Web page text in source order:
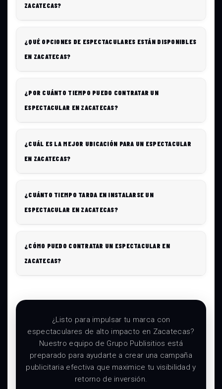
ZACATECAS?
¿QUÉ OPCIONES DE ESPECTACULARES ESTÁN DISPONIBLES
EN ZACATECAS?
¿POR CUÁNTO TIEMPO PUEDO CONTRATAR UN
ESPECTACULAR EN ZACATECAS?
¿CUÁL ES LA MEJOR UBICACIÓN PARA UN ESPECTACULAR
EN ZACATECAS?
¿CUÁNTO TIEMPO TARDA EN INSTALARSE UN
ESPECTACULAR EN ZACATECAS?
¿CÓMO PUEDO CONTRATAR UN ESPECTACULAR EN
ZACATECAS?
¿Listo para impulsar tu marca con
espectaculares de alto impacto en Zacatecas?
Nuestro equipo de Grupo Publisitios está
preparado para ayudarte a crear una campaña
publicitaria efectiva que maximice tu visibilidad y
retorno de inversión.